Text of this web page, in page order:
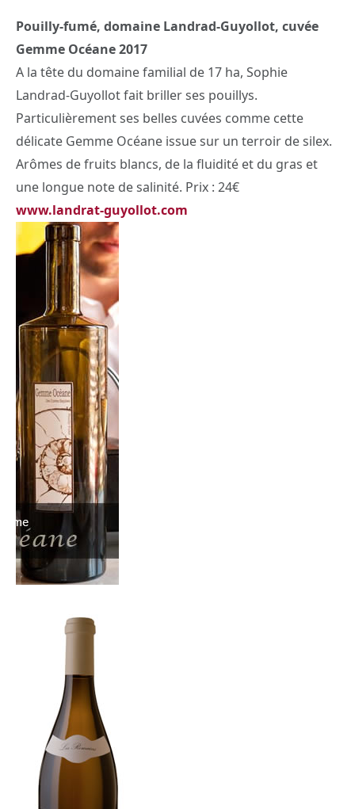
Pouilly-fumé, domaine Landrad-Guyollot, cuvée
Gemme Océane 2017
A la tête du domaine familial de 17 ha, Sophie
Landrad-Guyollot fait briller ses pouillys.
Particulièrement ses belles cuvées comme cette
délicate Gemme Océane issue sur un terroir de silex.
Arômes de fruits blancs, de la fluidité et du gras et
une longue note de salinité. Prix : 24€
www.landrat-guyollot.com